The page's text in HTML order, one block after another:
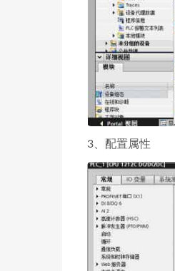
3、配置属性